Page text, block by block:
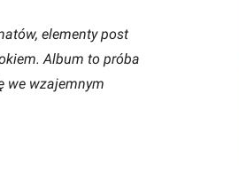
elementy post
Album to próba
we wzajemnym